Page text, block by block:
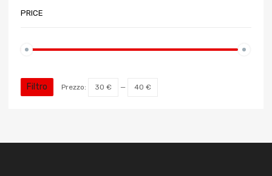
PRICE
Filtro Prezzo: 30 € — 40 €